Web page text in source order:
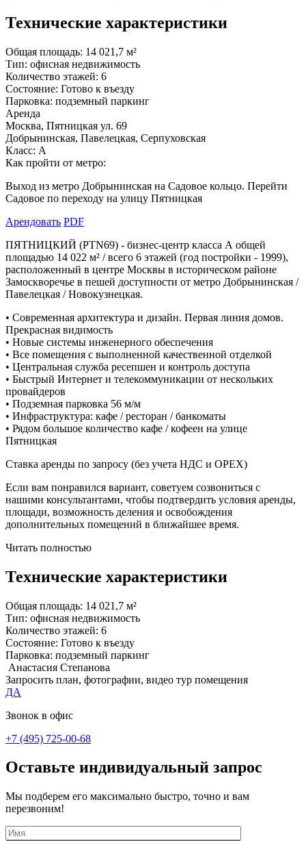
Технические характеристики
Общая площадь: 14 021,7 м²
Тип: офисная недвижимость
Количество этажей: 6
Состояние: Готово к въезду
Парковка: подземный паркинг
Аренда
Москва, Пятницкая ул. 69
Добрынинская, Павелецкая, Серпуховская
Класс: А
Как пройти от метро:
Выход из метро Добрынинская на Садовое кольцо. Перейти
Садовое по переходу на улицу Пятницкая
Арендовать PDF
ПЯТНИЦКИЙ (PTN69) - бизнес-центр класса А общей
площадью 14 022 м² / всего 6 этажей (год постройки - 1999),
расположенный в центре Москвы в историческом районе
Замоскворечье в пешей доступности от метро Добрынинская /
Павелецкая / Новокузнецкая.
• Современная архитектура и дизайн. Первая линия домов.
Прекрасная видимость
• Новые системы инженерного обеспечения
• Все помещения с выполненной качественной отделкой
• Центральная служба ресепшен и контроль доступа
• Быстрый Интернет и телекоммуникации от нескольких
провайдеров
• Подземная парковка 56 м/м
• Инфраструктура: кафе / ресторан / банкоматы
• Рядом большое количество кафе / кофеен на улице
Пятницкая
Ставка аренды по запросу (без учета НДС и ОРЕХ)
Если вам понравился вариант, советуем созвониться с
нашими консультантами, чтобы подтвердить условия аренды,
площади, возможность деления и освобождения
дополнительных помещений в ближайшее время.
Читать полностью
Технические характеристики
Общая площадь: 14 021,7 м²
Тип: офисная недвижимость
Количество этажей: 6
Состояние: Готово к въезду
Парковка: подземный паркинг
Анастасия Степанова
Запросить план, фотографии, видео тур помещения
ДА
Звонок в офис
+7 (495) 725-00-68
Оставьте индивидуальный запрос
Мы подберем его максимально быстро, точно и вам
перезвоним!